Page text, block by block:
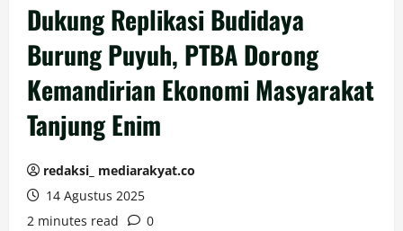
Dukung Replikasi Budidaya
Burung Puyuh, PTBA Dorong
Kemandirian Ekonomi Masyarakat
Tanjung Enim
redaksi_ mediarakyat.co
14 Agustus 2025
2 minutes read
0